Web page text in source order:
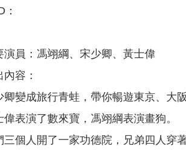
：
演員：馮翊綱、宋少卿、黃士偉
容：
卿變成旅行青蛙，帶你暢遊東京、大
偉表演了數來寶，馮翊綱表演畫狗。
三個人開了一家功德院，兄弟四人穿